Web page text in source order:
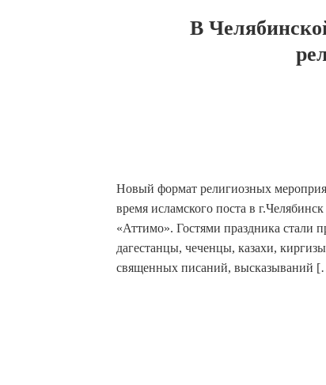
В
Новый формат религиозных
время исламского поста в
«Аттимо». Гостями праздника стали
дагестанцы, чеченцы, казахи,
священных писаний, высказываний